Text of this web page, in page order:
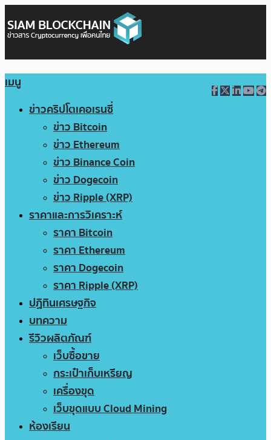
เมนู
ข่าวคริปโตเคอเรนซี่
ข่าว Bitcoin
ข่าว Ethereum
ข่าว Binance Coin
ข่าว Dogecoin
ข่าว Ripple (XRP)
ราคาและการวิเคราะห์
ราคา Bitcoin
ราคา Ethereum
ราคา Dogecoin
ราคา Ripple (XRP)
ปฏิทินเศรษฐกิจ
บทความ
รีวิวผลิตภัณฑ์
เว็บซื้อขาย
กระเป๋าเก็บเหรียญ
เครื่องขุด
เว็บขุดแบบ Cloud Mining
ห้องเรียน